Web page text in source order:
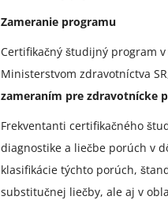
Zameranie programu
Certifikačný študijný program
Ministerstvom zdravotníctva
zameraním pre zdravotnícke
Frekventanti certifikačného
diagnostike a liečbe porúch v
klasifikácie týchto porúch,
substitučnej liečby, ale aj v